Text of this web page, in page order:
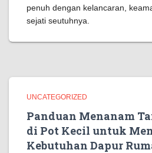
penuh dengan kelancaran,
sejati seutuhnya.
UNCATEGORIZED
Panduan Menanam
di Pot Kecil untuk
Kebutuhan Dapur